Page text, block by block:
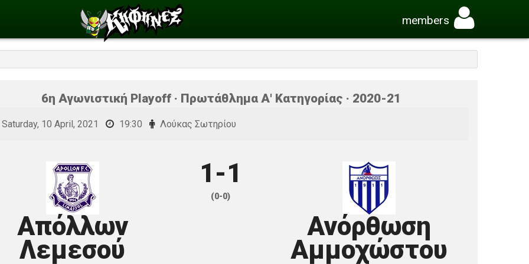
members
6η Αγωνιστική Playoff · Πρωτάθλημα Α' Κατηγορίας · 2020-21
Saturday, 10 April, 2021 19:30 Λούκας Σωτηρίου
Απόλλων
Λεμεσού
1-1
(0-0)
Ανόρθωση
Αμμοχώστου